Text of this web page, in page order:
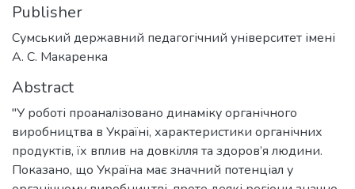
Publisher
Сумський державний педагогічний університет імені
А. С. Макаренка
Abstract
"У роботі проаналізовано динаміку органічного
виробництва в Україні, характеристики органічних
продуктів, їх вплив на довкілля та здоров’я людини.
Показано, що Україна має значний потенціал у